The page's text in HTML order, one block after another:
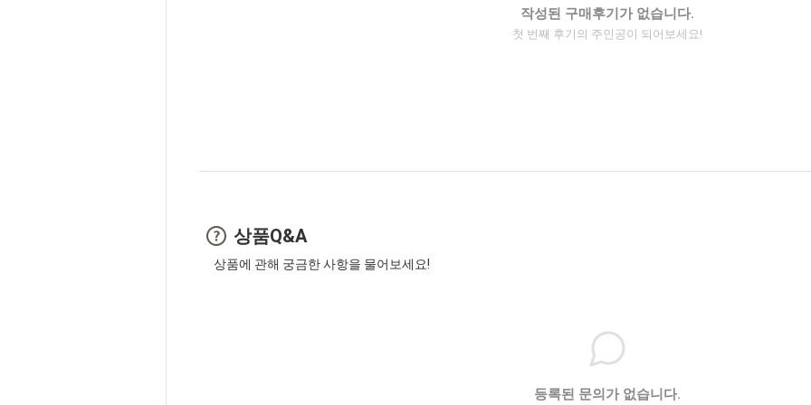
작성된 구매후기가 없습니다.
첫 번째 후기의 주인공이 되어보세요!
상품Q&A
상품에 관해 궁금한 사항을 물어보세요!
등록된 문의가 없습니다.